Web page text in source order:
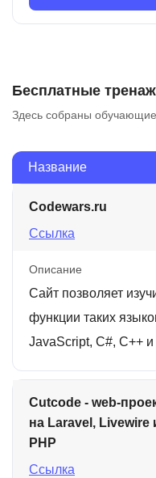
Бесплатные
Здесь собраны
Название
Codewars.ru
Ссылка
Описание
Сайт позволяет
функции таких
JavaScript, C#, C++ и
Cutcode - web-
на Laravel, Livewire
PHP
Ссылка